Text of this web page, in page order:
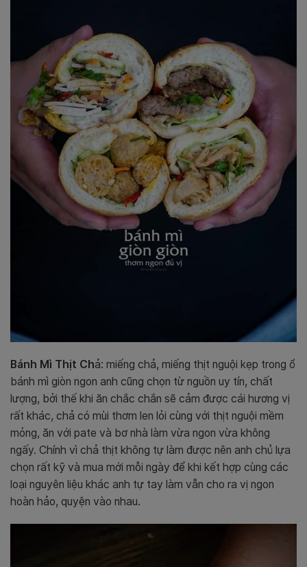
Bánh Mì Thịt Chả: miếng chả, miếng thịt nguội kẹp trong ổ
bánh mì giòn ngon anh cũng chọn từ nguồn uy tín, chất
lượng, bởi thế khi ăn chắc chắn sẽ cảm được cái hương vị
rất khác, chả có mùi thơm len lỏi cùng với thịt nguội mềm
mỏng, ăn với pate và bơ nhà làm vừa ngon vừa không
ngấy. Chính vì chả thịt không tự làm được nên anh chủ lựa
chọn rất kỹ và mua mới mỗi ngày để khi kết hợp cùng các
loại nguyên liệu khác anh tự tay làm vẫn cho ra vị ngon
hoàn hảo, quyện vào nhau.